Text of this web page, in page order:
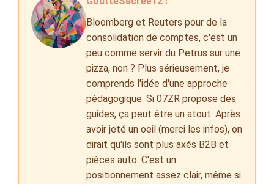
Bloomberg et Reuters pour de la
consolidation de comptes, c'est un
peu comme servir du Petrus sur une
pizza, non ? Plus sérieusement, je
comprends l'idée d'une approche
pédagogique. Si 07ZR propose des
guides, ça peut être un atout. Après
avoir jeté un oeil (merci les infos), on
dirait qu'ils sont plus axés B2B et
pièces auto. C'est un
positionnement assez clair, même si